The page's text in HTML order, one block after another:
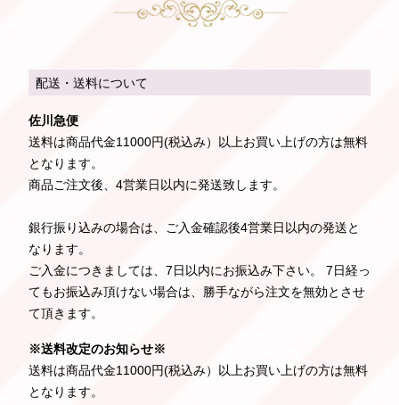
配送・送料について
佐川急便
送料は商品代金11000円(税込み）以上お買い上げの方は無料
となります。
商品ご注文後、4営業日以内に発送致します。
銀行振り込みの場合は、ご入金確認後4営業日以内の発送と
なります。
ご入金につきましては、7日以内にお振込み下さい。 7日経っ
てもお振込み頂けない場合は、勝手ながら注文を無効とさせ
て頂きます。
※送料改定のお知らせ※
送料は商品代金11000円(税込み）以上お買い上げの方は無料
となります。